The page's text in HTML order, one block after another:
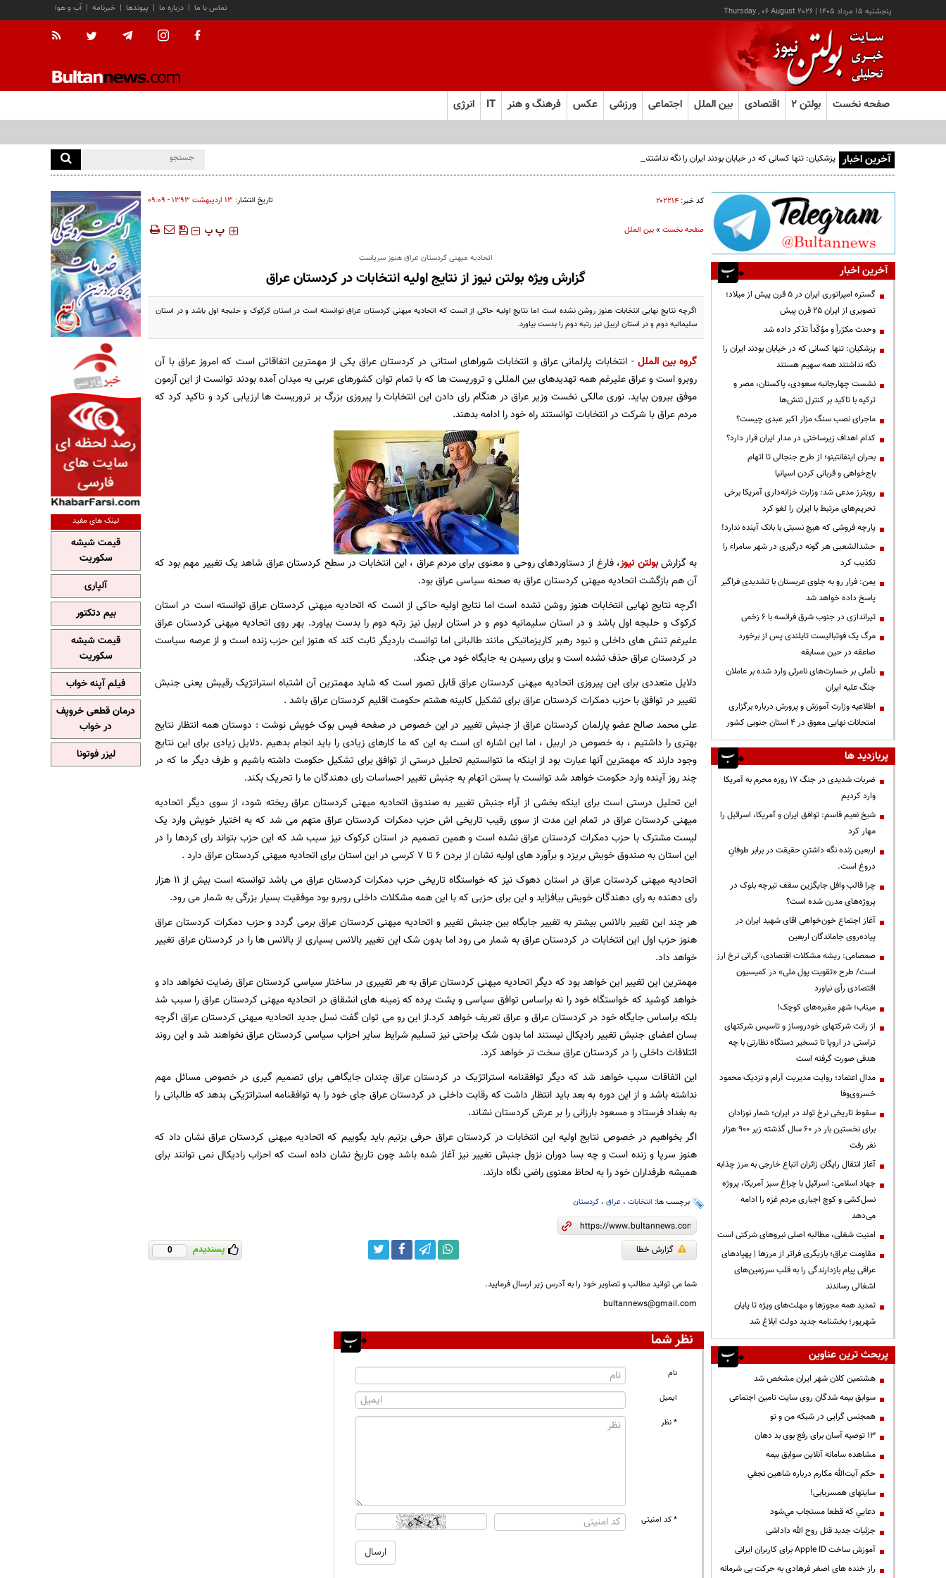
پنجشنبه ۱۵ مرداد ۱۴۰۵ |
Thursday , 06 August 2026 آب و هوا | خبرنامه | پیوندها | درباره ما | تماس با ما
صفحه نخست بولتن ۲ اقتصادی بین الملل اجتماعی ورزشی عکس فرهنگ و هنر IT انرژی
آخرین اخبار پزشکیان: تنها کسانی که در خیابان بودند ایران را نگه نداشتند همه سهیم هستند
کد خبر: ۲۰۲۲۱۴ تاریخ انتشار: ۱۳ ارديبهشت ۱۳۹۳ - ۰۹:۰۹
صفحه نخست»بین الملل ‍‍‍ پ پ
اتحادیه میهنی کردستان عراق هنوز سرپاست
گزارش ویژه بولتن نیوز از نتایج اولیه انتخابات در کردستان عراق
اگرچه نتایج نهایی انتخابات هنوز روشن نشده است اما نتایج اولیه حاکی از انست که اتحادیه میهنی کردستان عراق توانسته است در استان کرکوک و حلبجه اول باشد و در استان
سلیمانیه دوم و در استان اربیل نیز رتبه دوم را بدست بیاورد.
گروه بین الملل - انتخابات پارلمانی عراق و انتخابات شوراهای استانی در کردستان عراق یکی از مهمترین اتفاقاتی است که امروز عراق با آن
روبرو است و عراق علیرغم همه تهدیدهای بین المللی و تروریست ها که با تمام توان کشورهای عربی به میدان آمده بودند توانست از این آزمون
موفق بیرون بیاید. نوری مالکی نخست وزیر عراق در هنگام رای دادن این انتخابات را پیروزی بزرگ بر تروریست ها ارزیابی کرد و تاکید کرد که
مردم عراق با شرکت در انتخابات توانستند راه خود را ادامه بدهند.
به گزارشبولتن نیوز، فارغ از دستاوردهای روحی و معنوی برای مردم عراق ، این انتخابات در سطح کردستان عراق شاهد یک تغییر مهم بود که
آن هم بازگشت اتحادیه میهنی کردستان عراق به صحنه سیاسی عراق بود.
اگرچه نتایج نهایی انتخابات هنوز روشن نشده است اما نتایج اولیه حاکی از انست که اتحادیه میهنی کردستان عراق توانسته است در استان
کرکوک و حلبجه اول باشد و در استان سلیمانیه دوم و در استان اربیل نیز رتبه دوم را بدست بیاورد. بهر روی اتحادیه میهنی کردستان عراق
علیرغم تنش های داخلی و نبود رهبر کاریزماتیکی مانند طالبانی اما توانست باردیگر ثابت کند که هنوز این حزب زنده است و از عرصه سیاست
در کردستان عراق حذف نشده است و برای رسیدن به جایگاه خود می جنگد.
دلایل متعددی برای این پیروزی اتحادیه میهنی کردستان عراق قابل تصور است که شاید مهمترین آن اشتباه استراتژیک رقیبش یعنی جنبش
تغییر در توافق با حزب دمکرات کردستان عراق برای تشکیل کابینه هشتم حکومت اقلیم کردستان عراق باشد .
علی محمد صالح عضو پارلمان کردستان عراق از جنبش تغییر در این خصوص در صفحه فیس بوک خویش نوشت : دوستان همه انتظار نتایج
بهتری را داشتیم ، به خصوص در اربیل ، اما این اشاره ای است به این که ما کارهای زیادی را باید انجام بدهیم .دلایل زیادی برای این نتایج
وجود دارند که مهمترین آنها عبارت بود از اینکه ما نتوانستیم تحلیل درستی از توافق برای تشکیل حکومت داشته باشیم و طرف دیگر ما که در
چند روز آینده وارد حکومت خواهد شد توانست با بستن اتهام به جنبش تغییر احساسات رای دهندگان ما را تحریک بکند.
این تحلیل درستی است برای اینکه بخشی از آراء جنبش تغییر به صندوق اتحادیه میهنی کردستان عراق ریخته شود، از سوی دیگر اتحادیه
میهنی کردستان عراق در تمام این مدت از سوی رقیب تاریخی اش حزب دمکرات کردستان عراق متهم می شد که به اختیار خویش وارد یک
لیست مشترک با حزب دمکرات کردستان عراق نشده است و همین تصمیم در استان کرکوک نیز سبب شد که این حزب بتواند رای کردها را در
این استان به صندوق خویش بریزد و برآورد های اولیه نشان از بردن 6 تا 7 کرسی در این استان برای اتحادیه میهنی کردستان عراق دارد .
اتحادیه میهنی کردستان عراق در استان دهوک نیز که خواستگاه تاریخی حزب دمکرات کردستان عراق می باشد توانسته است بیش از 11 هزار
رای دهنده به رای دهندگان خویش بیافزاید و این برای حزبی که با این همه مشکلات داخلی روبرو بود موفقیت بسیار بزرگی به شمار می رود.
هر چند این تغییر بالانس بیشتر به تغییر جایگاه بین جنبش تغییر و اتحادیه میهنی کردستان عراق برمی گردد و حزب دمکرات کردستان عراق
هنوز حزب اول این انتخابات در کردستان عراق به شمار می رود اما بدون شک این تغییر بالانس بسیاری از بالانس ها را در کردستان عراق تغییر
خواهد داد.
مهمترین این تغییر این خواهد بود که دیگر اتحادیه میهنی کردستان عراق به هر تغییری در ساختار سیاسی کردستان عراق رضایت نخواهد داد و
خواهد کوشید که خواستگاه خود را نه براساس توافق سیاسی و پشت پرده که زمینه های انشقاق در اتحادیه میهنی کردستان عراق را سبب شد
بلکه براساس جایگاه خود در کردستان عراق و عراق تعریف خواهد کرد.از این رو می توان گفت نسل جدید اتحادیه میهنی کردستان عراق اگرچه
بسان اعضای جنبش تغییر رادیکال نیستند اما بدون شک براحتی نیز تسلیم شرایط سایر احزاب سیاسی کردستان عراق نخواهند شد و این روند
ائتلافات داخلی را در کردستان عراق سخت تر خواهد کرد.
این اتفاقات سبب خواهد شد که دیگر توافقنامه استراتژیک در کردستان عراق چندان جایگاهی برای تصمیم گیری در خصوص مسائل مهم
نداشته باشد و از این دوره به بعد باید انتظار داشت که رقابت داخلی در کردستان عراق جای خود را به توافقنامه استراتژیکی بدهد که طالبانی را
به بغداد فرستاد و مسعود بارزانی را بر عرش کردستان نشاند.
اگر بخواهیم در خصوص نتایج اولیه این انتخابات در کردستان عراق حرفی بزنیم باید بگوییم که اتحادیه میهنی کردستان عراق نشان داد که
هنوز سرپا و زنده است و چه بسا دوران نزول جنبش تغییر نیز آغاز شده باشد چون تاریخ نشان داده است که احزاب رادیکال نمی توانند برای
همیشه طرفداران خود را به لحاظ معنوی راضی نگاه دارند.
برچسب ها: انتخابات، عراق، کردستان
گزارش خطا پسندیدم 0
شما می توانید مطالب و تصاویر خود را به آدرس زیر ارسال فرمایید.
bultannews@gmail.com
نظر شما
نام
ایمیل
* نظر
* کد امنیتی
آخرین اخبار
گستره امپراتوری ایران در ۵ قرن پیش از میلاد؛
تصویری از ایران ۲۵ قرن پیش
وحدت مکرّراً و مؤکّداً تذکر داده شد
پزشکیان: تنها کسانی که در خیابان بودند ایران را
نگه نداشتند همه سهیم هستند
نشست چهارجانبه سعودی، پاکستان، مصر و
ترکیه با تاکید بر کنترل تنش‌ها
ماجرای نصب سنگ مزار اکبر عبدی چیست؟
کدام اهداف زیرساختی در مدار ایران قرار دارد؟
بحران اینفانتینو؛ از طرح جنجالی تا اتهام
باج‌خواهی و قربانی کردن اسپانیا
رویترز مدعی شد: وزارت خزانه‌داری آمریکا برخی
تحریم‌های مرتبط با ایران را لغو کرد
پارچه فروشی که هیچ نسبتی با بانک آینده ندارد!
حشدالشعبی هر گونه درگیری در شهر سامراء را
تکذیب کرد
یمن: فرار رو به جلوی عربستان با تشدیدی فراگیر
پاسخ داده خواهد شد
تیراندازی در جنوب شرق فرانسه با ۶ زخمی
مرگ یک فوتبالیست تایلندی پس از برخورد
صاعقه در حین مسابقه
تأملی بر خسارت‌های نامرئی وارد شده بر عاملان
جنگ علیه ایران
اطلاعیه وزارت آموزش و پرورش درباره برگزاری
امتحانات نهایی معوق در 4 استان جنوبی کشور
پربازدید ها
ضربات شدیدی در جنگ ۱۷ روزه محرم به آمریکا
وارد کردیم
شیخ نعیم قاسم: توافق ایران و آمریکا، اسرائیل را
مهار کرد
اربعین زنده نگه داشتنِ حقیقت در برابر طوفانِ
دروغ است.
چرا قالب وافل جایگزین سقف تیرچه بلوک در
پروژه‌های مدرن شده است؟
آغاز اجتماع خون‌خواهی اقای شهید ایران در
پیاده‌روی جاماندگان اربعین
صمصامی: ریشه مشکلات اقتصادی، گرانی نرخ ارز
است/ طرح «تقویت پول ملی» در کمیسیون
اقتصادی رأی نیاورد
میناب؛ شهرِ مقبره‌های کوچک!
از رانت‌ شرکتهای خودروساز و تاسیس شرکتهای
تراستی در اروپا تا تسخیر دستگاه نظارتی با چه
هدفی صورت گرفته است
مدالِ اعتماد؛ روایت مدیریت آرام و نزدیک محمود
خسروی‌وفا
سقوط تاریخی نرخ تولد در ایران؛ شمار نوزادان
برای نخستین بار در ۶۰ سال گذشته زیر ۹۰۰ هزار
نفر رفت
آغاز انتقال رایگان زائران اتباع خارجی به مرز چذابه
جهاد اسلامی: اسرائیل با چراغ سبز آمریکا، پروژه
نسل‌کشی و کوچ اجباری مردم غزه را ادامه
می‌دهد
‌امنیت شغلی، مطالبه اصلی نیروهای شرکتی است
مقاومت عراق؛ بازیگری فراتر از مرزها | پهپادهای
عراقی پیام بازدارندگی را به قلب سرزمین‌های
اشغالی رساندند
تمدید همه مجوزها و مهلت‌های ویژه تا پایان
شهریور؛ بخشنامه جدید دولت ابلاغ شد
پربحث ترین عناوین
هشتمین کلان شهر ایران مشخص شد
سوابق بیمه شدگان روی سایت تامین اجتماعی
همجنس گرایی در شبکه من و تو
13 توصیه آسان برای رفع بوی بد دهان
مشاهده سامانه آنلاين سوابق بیمه
حكم آيت‌الله مكارم درباره شاهين نجفي
سایتهای همسریابی!
دعايي كه قطعا مستجاب مي‌شود
جزئیات جدید قتل روح الله داداشی
آموزش ساخت Apple ID برای کاربران ایرانی
راز خنده های اصغر فرهادی به حرکت بی شرمانه
لینک های مفید
قیمت شیشه
سکوریت
آلپاری
بیم دتکتور
قیمت شیشه
سکوریت
فیلم آپنه خواب
درمان قطعی خروپف
در خواب
لیزر فوتونا